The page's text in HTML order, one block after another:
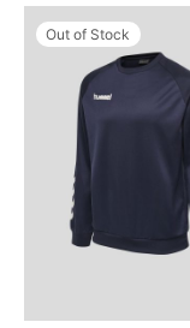
34,00 €.
Out of Stock